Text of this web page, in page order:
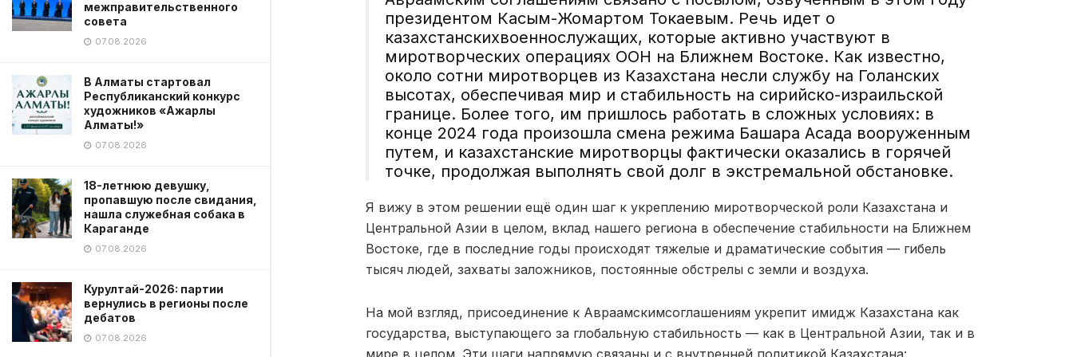
межправительственного
совета
07.08.2026
В Алматы стартовал
Республиканский конкурс
художников «Ажарлы
Алматы!»
07.08.2026
18-летнюю девушку,
пропавшую после свидания,
нашла служебная собака в
Караганде
07.08.2026
Курултай-2026: партии
вернулись в регионы после
дебатов
07.08.2026
президентом Касым-Жомартом Токаевым. Речь идет о
казахстанскихвоеннослужащих, которые активно участвуют в
миротворческих операциях ООН на Ближнем Востоке. Как известно,
около сотни миротворцев из Казахстана несли службу на Голанских
высотах, обеспечивая мир и стабильность на сирийско-израильской
границе. Более того, им пришлось работать в сложных условиях: в
конце 2024 года произошла смена режима Башара Асада вооруженным
путем, и казахстанские миротворцы фактически оказались в горячей
точке, продолжая выполнять свой долг в экстремальной обстановке.
Я вижу в этом решении ещё один шаг к укреплению миротворческой роли Казахстана и
Центральной Азии в целом, вклад нашего региона в обеспечение стабильности на Ближнем
Востоке, где в последние годы происходят тяжелые и драматические события — гибель
тысяч людей, захваты заложников, постоянные обстрелы с земли и воздуха.
На мой взгляд, присоединение к Авраамскимсоглашениям укрепит имидж Казахстана как
государства, выступающего за глобальную стабильность — как в Центральной Азии, так и в
мире в целом. Эти шаги напрямую связаны и с внутренней политикой Казахстана: